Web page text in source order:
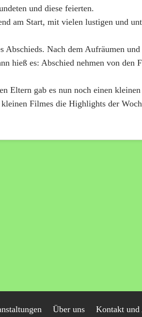
und diese feierten.
am Start, mit vielen lustigen und
Abschieds. Nach dem Aufräumen und
hieß es: Abschied nehmen von den
Eltern gab es nun noch einen
Filmes die Highlights der
Über uns Kontakt und